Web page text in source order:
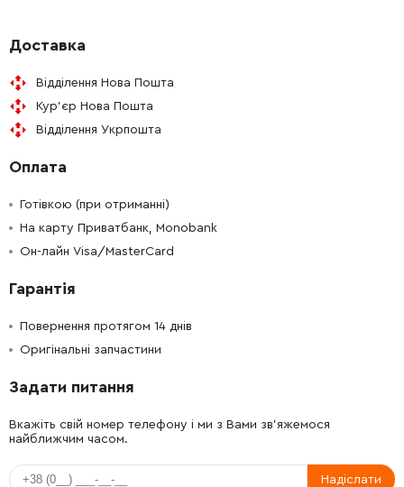
665383-1
650570-5 658.00 Грн
645267-9 120.00 Грн
Доставка
Відділення Нова Пошта
Кур'єр Нова Пошта
Відділення Укрпошта
Оплата
Готівкою (при отриманні)
На карту Приватбанк, Monobank
Он-лайн Visa/MasterCard
Гарантія
Повернення протягом 14 днів
Оригінальні запчастини
Задати питання
Вкажіть свій номер телефону і ми з Вами зв'яжемося
найближчим часом.
Надіслати